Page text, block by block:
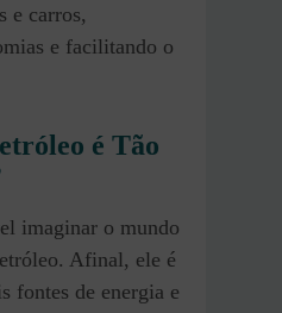
e carros,
e facilitando o
é Tão
imaginar o mundo
Afinal, ele é
fontes de energia e